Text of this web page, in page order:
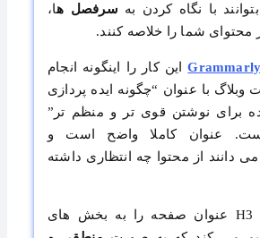
با نگاه کردن به سرفصل ها،
شما را خلاصه کنند.
Grammarlyاین کار را اینگونه انجام
با عنوان “چگونه ایده پردازی
ساده برای نوشتن قوی تر و منظم تر”
عنوان کاملا واضح است و
می دانند از محتوا چه انتظاری داشته
هر H2 و سپس H3 عنوان صفحه را به بخش های